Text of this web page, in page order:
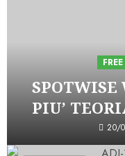
FREE
SPOTWISE
PIU’
20/